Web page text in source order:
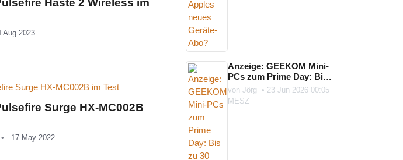
Haste 2 Wireless im
Aug 2023
Surge HX-MC002B
17 May 2022
Anzeige: GEEKOM Mini-
PCs zum Prime Day: Bis
zu 30 Prozent Rabatt
von Jörg • 23 Jun 2026 00:05
MESZ